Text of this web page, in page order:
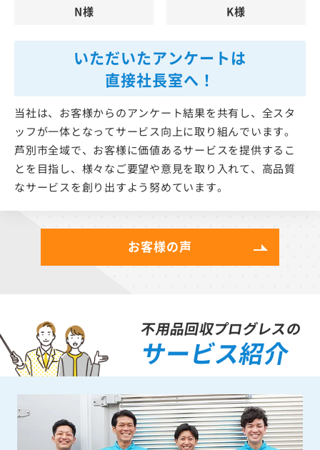
いただいたアンケートは
直接社長室へ！
当社は、お客様からのアンケート結果を共有し、全スタ
ッフが一体となってサービス向上に取り組んでいます。
芦別市全域で、お客様に価値あるサービスを提供するこ
とを目指し、様々なご要望や意見を取り入れて、高品質
なサービスを創り出すよう努めています。
N様 K様
お客様の声
不用品回収プログレスの
サービス紹介